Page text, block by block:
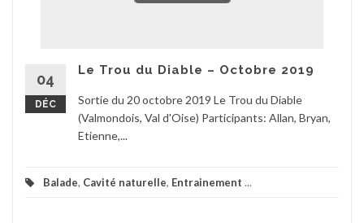
04
DÉC
Le Trou du Diable – Octobre 2019
Sortie du 20 octobre 2019 Le Trou du Diable
(Valmondois, Val d'Oise) Participants: Allan, Bryan,
Etienne,...
Balade, Cavité naturelle, Entrainement ...